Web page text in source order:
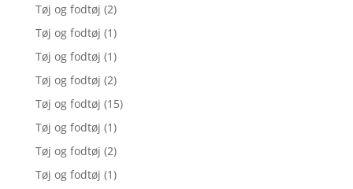
Tøj og fodtøj (2)
Tøj og fodtøj (1)
Tøj og fodtøj (1)
Tøj og fodtøj (2)
Tøj og fodtøj (15)
Tøj og fodtøj (1)
Tøj og fodtøj (2)
Tøj og fodtøj (1)